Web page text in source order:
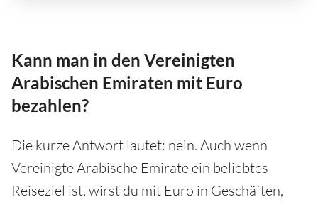
Kann man in den Vereinigten
Arabischen Emiraten mit Euro
bezahlen?
Die kurze Antwort lautet: nein. Auch wenn
Vereinigte Arabische Emirate ein beliebtes
Reiseziel ist, wirst du mit Euro in Geschäften,